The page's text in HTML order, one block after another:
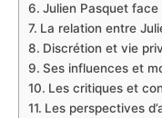
Julien Pasquet
La relation entre
Discrétion et vie
Ses influences et
Les critiques et
Les perspectives